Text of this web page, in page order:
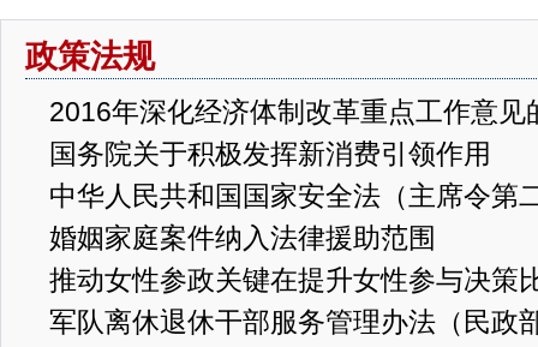
政策法规
2016年深化经济体制改革重点工作意见
国务院关于积极发挥新消费引领作用
中华人民共和国国家安全法（主席令第
婚姻家庭案件纳入法律援助范围
推动女性参政关键在提升女性参与决策
军队离休退休干部服务管理办法（民政